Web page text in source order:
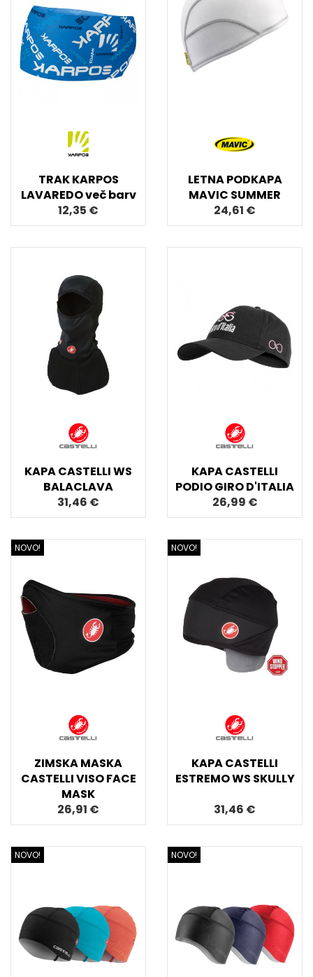
TRAK KARPOS
LAVAREDO več barv
12,35 €
LETNA PODKAPA
MAVIC SUMMER
24,61 €
KAPA CASTELLI WS
BALACLAVA
31,46 €
KAPA CASTELLI
PODIO GIRO D'ITALIA
26,99 €
NOVO!
ZIMSKA MASKA
CASTELLI VISO FACE
MASK
26,91 €
NOVO!
KAPA CASTELLI
ESTREMO WS SKULLY
31,46 €
NOVO! NOVO!